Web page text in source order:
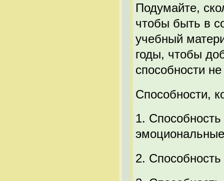
Подумайте,
чтобы быть в
учебный
годы, чтобы
способности
Способности,
1. Способность
2.